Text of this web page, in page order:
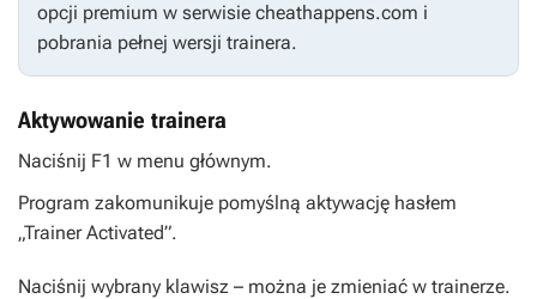
opcji premium w serwisie cheathappens.com i
pobrania pełnej wersji trainera.
Aktywowanie trainera
Naciśnij F1 w menu głównym.
Program zakomunikuje pomyślną aktywację hasłem
„Trainer Activated”.
Naciśnij wybrany klawisz – można je zmieniać w trainerze.